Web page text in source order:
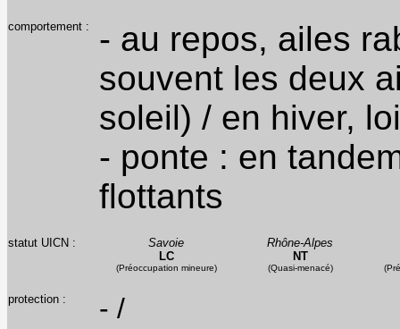
comportement :
- au repos, ailes
souvent les deux
soleil) / en hiver,
- ponte : en
flottants
statut UICN : Savoie
Rhône-Alpes
LC
(Préoccupation mineure)
NT
(Quasi-menacé)
protection : - /